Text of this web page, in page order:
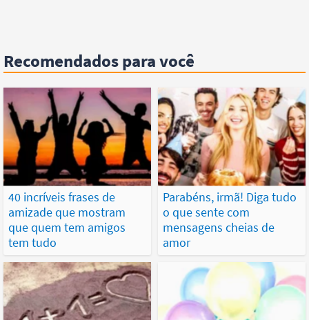
Recomendados para você
40 incríveis frases de
amizade que mostram
que quem tem amigos
tem tudo
Parabéns, irmã! Diga tudo
o que sente com
mensagens cheias de
amor